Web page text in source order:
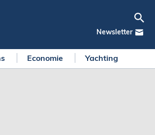
Newsletter
Economie Yachting